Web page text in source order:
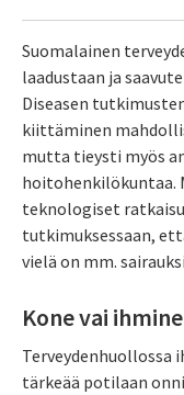
Suomalainen
laadustaan ja
Diseasen
kiittäminen
mutta tieysti myös
hoitohenkilökuntaa.
teknologiset
tutkimuksessaan,
vielä on mm.
Kone vai
tärkeää potilaan